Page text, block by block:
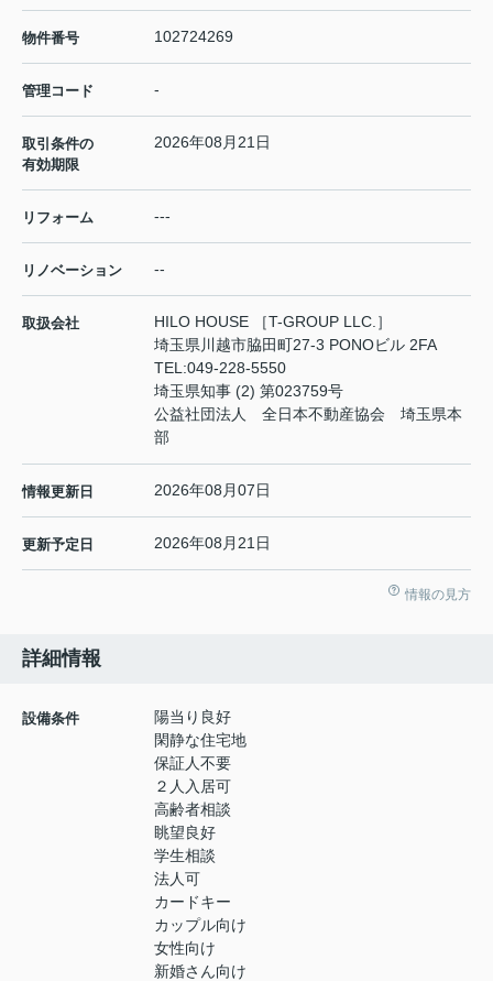
物件番号 102724269
管理コード -
取引条件の
有効期限
2026年08月21日
リフォーム ---
リノベーション --
取扱会社
HILO HOUSE ［T-GROUP LLC.］
埼玉県川越市脇田町27-3 PONOビル 2FA
TEL:049-228-5550
埼玉県知事 (2) 第023759号
公益社団法人 全日本不動産協会 埼玉県本
部
情報更新日 2026年08月07日
更新予定日 2026年08月21日
情報の見方
詳細情報
設備条件
陽当り良好
閑静な住宅地
保証人不要
２人入居可
高齢者相談
眺望良好
学生相談
法人可
カードキー
カップル向け
女性向け
新婚さん向け